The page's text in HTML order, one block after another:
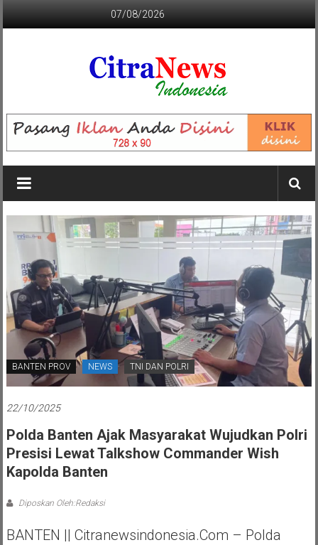
07/08/2026
CITRANEWS
INDONESIA
BERANI
DAN
KRISTIS
BANTEN PROV NEWS TNI DAN POLRI
22/10/2025
Polda Banten Ajak Masyarakat Wujudkan Polri
Presisi Lewat Talkshow Commander Wish
Kapolda Banten
Diposkan Oleh:Redaksi
BANTEN || Citranewsindonesia.com – Polda